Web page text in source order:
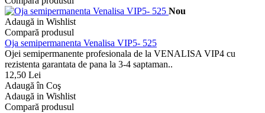
Nou
Adaugă in Wishlist
Compară produsul
Oja semipermanenta Venalisa VIP5- 525
Ojei semipermanente profesionala de la VENALISA VIP4 cu
rezistenta garantata de pana la 3-4 saptaman..
12,50 Lei
Adaugă în Coş
Adaugă in Wishlist
Compară produsul